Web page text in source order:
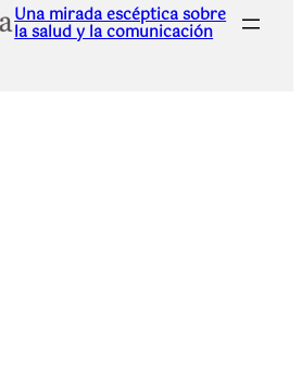
Una mirada escéptica sobre
la salud y la comunicación